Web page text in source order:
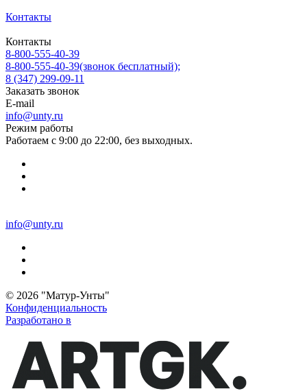
Контакты
Контакты
8-800-555-40-39
8-800-555-40-39(звонок бесплатный);
8 (347) 299-09-11
Заказать звонок
E-mail
info@unty.ru
Режим работы
Работаем с 9:00 до 22:00, без выходных.
info@unty.ru
© 2026 "Матур-Унты"
Конфиденциальность
Разработано в